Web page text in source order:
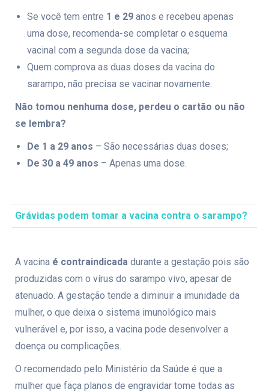
Se você tem entre 1 e 29 anos e recebeu apenas
uma dose, recomenda-se completar o esquema
vacinal com a segunda dose da vacina;
Quem comprova as duas doses da vacina do
sarampo, não precisa se vacinar novamente.
Não tomou nenhuma dose, perdeu o cartão ou não
se lembra?
De 1 a 29 anos – São necessárias duas doses;
De 30 a 49 anos – Apenas uma dose.
Grávidas podem tomar a vacina contra o sarampo?
A vacina é contraindicada durante a gestação pois são
produzidas com o vírus do sarampo vivo, apesar de
atenuado. A gestação tende a diminuir a imunidade da
mulher, o que deixa o sistema imunológico mais
vulnerável e, por isso, a vacina pode desenvolver a
doença ou complicações.
O recomendado pelo Ministério da Saúde é que a
mulher que faça planos de engravidar tome todas as